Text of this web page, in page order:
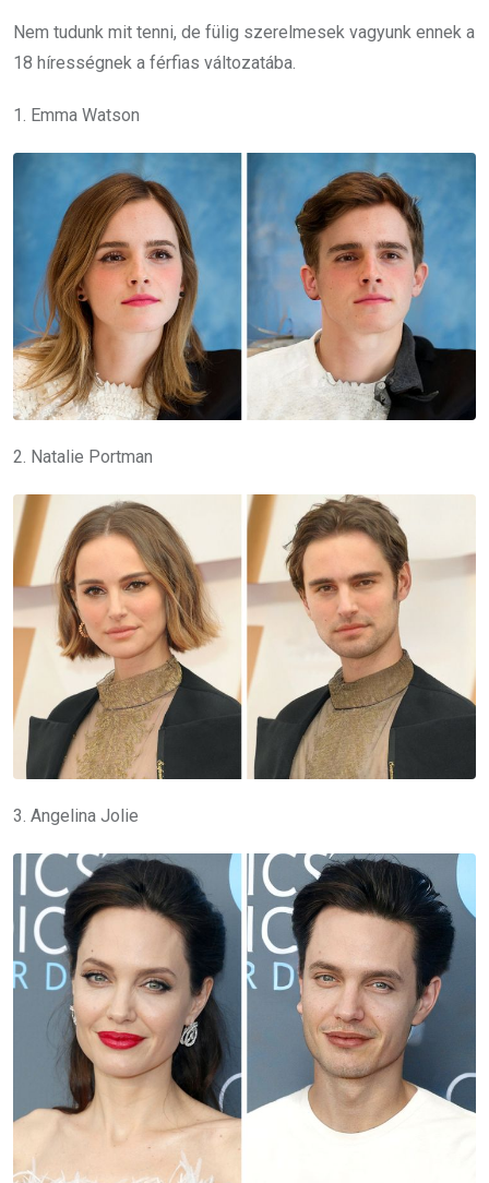
Nem tudunk mit tenni, de fülig szerelmesek vagyunk ennek a
18 hírességnek a férfias változatába.
1. Emma Watson
2. Natalie Portman
3. Angelina Jolie